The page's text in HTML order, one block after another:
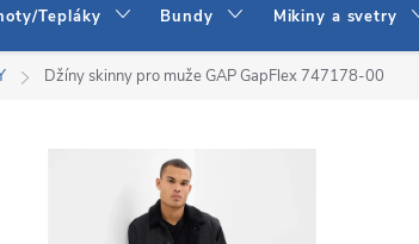
Tepláky Bundy Mikiny a svetry
Džíny skinny pro muže GAP GapFlex 747178-00